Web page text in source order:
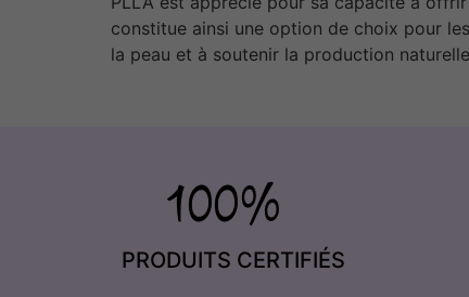
constitue ainsi une option de choix pour
la peau et à soutenir la production
PRODUITS CERTIFIÉS